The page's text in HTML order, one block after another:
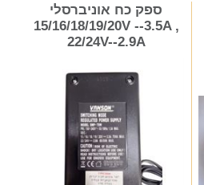
ספק כח אוניברסלי
15/16/18/19/20V --3.5A ,
22/24V--2.9A